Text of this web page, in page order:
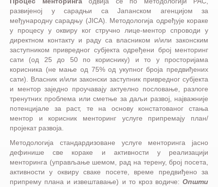
развијеној у сарадњи са Јапанском агенцијом за
међународну сарадњу (JICA). Методологија одређује кораке
у процесу у оквиру ког стручно лице-ментор спроводи у
директном контакту и раду са власником и/или законским
заступником привредног субјекта одређени број менторинг
сати (од 25 до 50 по кориснику) и то у просторијама
корисника (не мање од 75% од укупног броја предвиђених
сати). Власник и/или законски заступник привредног субјекта
и ментор заједно проучавају актуелно пословање, разлоге
тренутних проблема или сметње за даљи развој, најважније
потенцијале за раст, те на основу констатованог стања
ментор и корисник менторинг услуге припремају план/
пројекат развоја.
Методологија стандардизоване услуге менторинга јасно
дефинише све кораке и активности у реализацији
менторинга (управљање шемом, рад на терену, број посета,
активности у оквиру сваке посете, време предвиђено за
припрему плана и извештавање) и то кроз водиче: Општи